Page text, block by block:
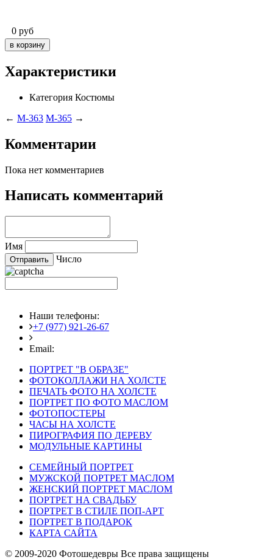
0 руб
Характеристики
Категория Костюмы
← M-363 M-365 →
Комментарии
Пока нет комментариев
Написать комментарий
Имя
Число
Наши телефоны:
+7 (977) 921-26-67
Email:
ПОРТРЕТ "В ОБРАЗЕ"
ФОТОКОЛЛАЖИ НА ХОЛСТЕ
ПЕЧАТЬ ФОТО НА ХОЛСТЕ
ПОРТРЕТ ПО ФОТО МАСЛОМ
ФОТОПОСТЕРЫ
ЧАСЫ НА ХОЛСТЕ
ПИРОГРАФИЯ ПО ДЕРЕВУ
МОДУЛЬНЫЕ КАРТИНЫ
СЕМЕЙНЫЙ ПОРТРЕТ
МУЖСКОЙ ПОРТРЕТ МАСЛОМ
ЖЕНСКИЙ ПОРТРЕТ МАСЛОМ
ПОРТРЕТ НА СВАДЬБУ
ПОРТРЕТ В СТИЛЕ ПОП-АРТ
ПОРТРЕТ В ПОДАРОК
КАРТА САЙТА
© 2009-2020 Фотошедевры Все права защищены